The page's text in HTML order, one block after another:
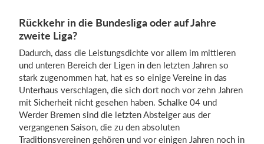
Rückkehr in die Bundesliga oder auf Jahre
zweite Liga?
Dadurch, dass die Leistungsdichte vor allem im mittleren
und unteren Bereich der Ligen in den letzten Jahren so
stark zugenommen hat, hat es so einige Vereine in das
Unterhaus verschlagen, die sich dort noch vor zehn Jahren
mit Sicherheit nicht gesehen haben. Schalke 04 und
Werder Bremen sind die letzten Absteiger aus der
vergangenen Saison, die zu den absoluten
Traditionsvereinen gehören und vor einigen Jahren noch in